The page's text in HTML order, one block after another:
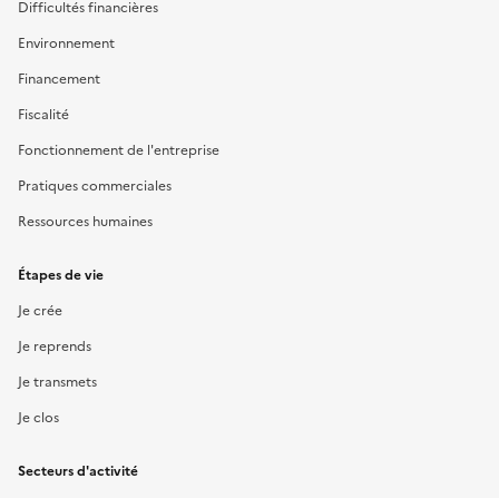
Difficultés financières
Environnement
Financement
Fiscalité
Fonctionnement de l'entreprise
Pratiques commerciales
Ressources humaines
Étapes de vie
Je crée
Je reprends
Je transmets
Je clos
Secteurs d'activité